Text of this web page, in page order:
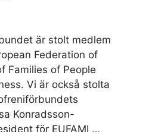
är stolt medlem
Federation of
Families of People
Vi är också stolta
Konradsson-
för EUFAMI …